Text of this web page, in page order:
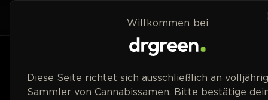
Zum Inhalt springen
Home
Willkommen bei
Diese Seite richtet sich ausschließlich an
Sammler von Cannabissamen. Bitte bestätige